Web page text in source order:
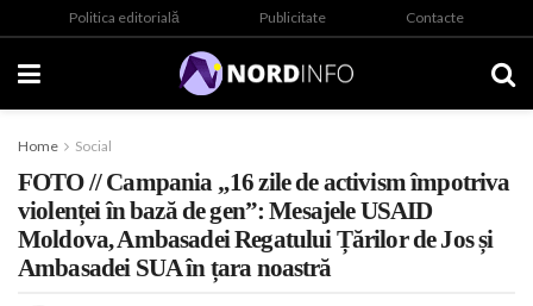
Politica editorială Publicitate Contacte
Home Social
FOTO // Campania „16 zile de activism împotriva
violenței în bază de gen”: Mesajele USAID
Moldova, Ambasadei Regatului Țărilor de Jos și
Ambasadei SUA în țara noastră